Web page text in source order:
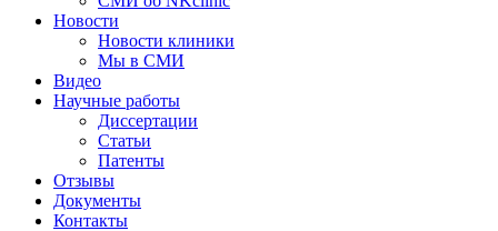
Новости
Новости клиники
Мы в СМИ
Видео
Научные работы
Диссертации
Статьи
Патенты
Отзывы
Документы
Контакты